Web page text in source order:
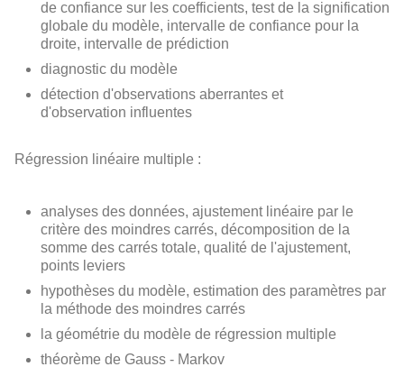
de confiance sur les coefficients, test de la signification
globale du modèle, intervalle de confiance pour la
droite, intervalle de prédiction
diagnostic du modèle
détection d'observations aberrantes et
d'observation influentes
Régression linéaire multiple :
analyses des données, ajustement linéaire par le
critère des moindres carrés, décomposition de la
somme des carrés totale, qualité de l'ajustement,
points leviers
hypothèses du modèle, estimation des paramètres par
la méthode des moindres carrés
la géométrie du modèle de régression multiple
théorème de Gauss - Markov